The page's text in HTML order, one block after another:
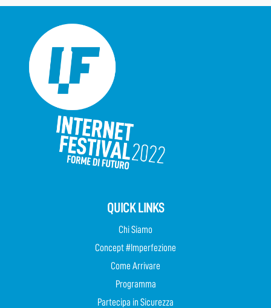
QUICK LINKS
Chi Siamo
Concept #Imperfezione
Come Arrivare
Programma
Partecipa in Sicurezza